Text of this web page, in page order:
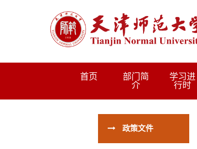
首页
部门简
介
学习进
行时
政策文件